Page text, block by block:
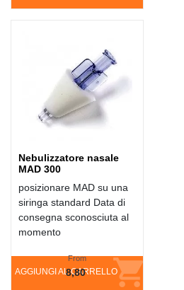
Nebulizzatore nasale
MAD 300
posizionare MAD su una
siringa standard Data di
consegna sconosciuta al
momento
AGGIUNGI AL CARRELLO
From
8,80